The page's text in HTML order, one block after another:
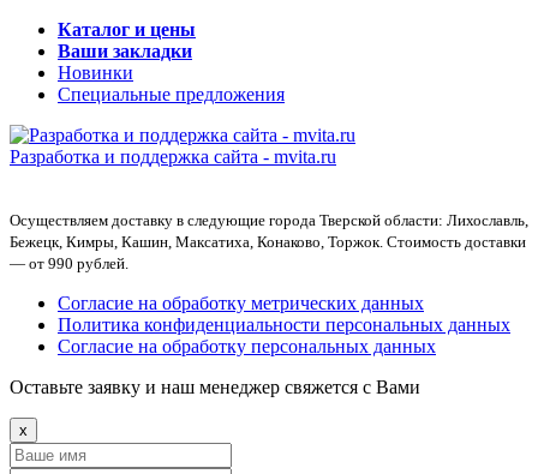
Каталог и цены
Ваши закладки
Новинки
Специальные предложения
Разработка и поддержка сайта - mvita.ru
Осуществляем доставку в следующие города Тверской области: Лихославль,
Бежецк, Кимры, Кашин, Максатиха, Конаково, Торжок. Стоимость доставки
— от 990 рублей.
Согласие на обработку метрических данных
Политика конфиденциальности персональных данных
Согласие на обработку персональных данных
Оставьте заявку и наш менеджер свяжется с Вами
x